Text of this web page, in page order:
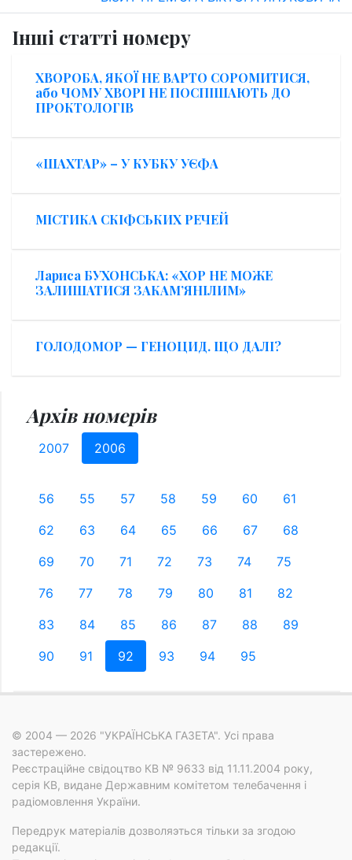
Інші статті номеру
ХВОРОБА, ЯКОЇ НЕ ВАРТО СОРОМИТИСЯ,
або ЧОМУ ХВОРІ НЕ ПОСПІШАЮТЬ ДО
ПРОКТОЛОГІВ
«ШАХТАР» – У КУБКУ УЄФА
МІСТИКА СКІФСЬКИХ РЕЧЕЙ
Лариса БУХОНСЬКА: «ХОР НЕ МОЖЕ
ЗАЛИШАТИСЯ ЗАКАМ’ЯНІЛИМ»
ГОЛОДОМОР — ГЕНОЦИД. ЩО ДАЛІ?
Архів номерів
2007 2006
56 55 57 58 59 60
61
62
63 64 65 66 67
68
69
70 71 72 73 74
75
76
77 78 79 80 81
82
83
84 85 86 87 88
89
90
91 92 93 94 95
© 2004 — 2026 "УКРАЇНСЬКА ГАЗЕТА". Усі права
застережено.
Реєстраційне свідоцтво КВ № 9633 від 11.11.2004 року,
серія КВ, видане Державним комітетом телебачення і
радіомовлення України.
Передрук матеріалів дозволяэться тільки за згодою
редакції.